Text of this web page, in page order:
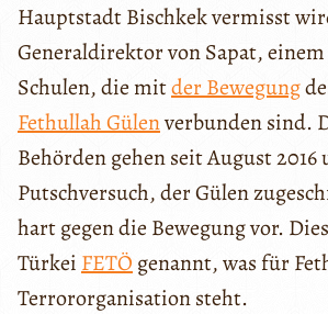
Hauptstadt Bischkek vermisst
Generaldirektor von Sapat,
Schulen, die mitder Bewegung
Fethullah Gülenverbunden sind.
Behörden gehen seit August 2016
Putschversuch, der Gülen
hart gegen die Bewegung vor.
Türkei FETÖ genannt, was für
Terrororganisation steht.